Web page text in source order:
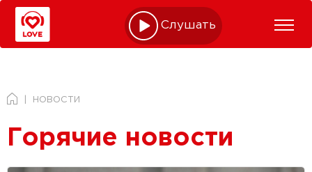
Слушать online
НОВОСТИ
Горячие новости